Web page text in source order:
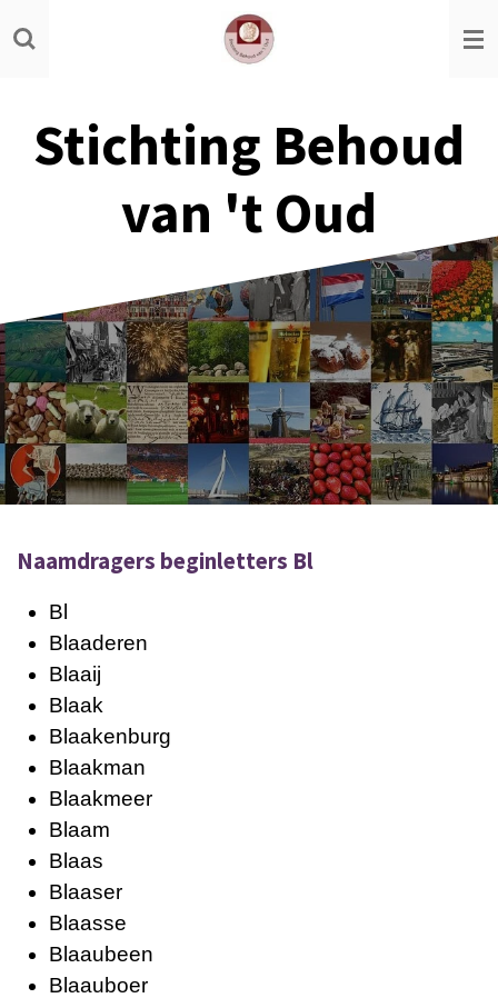
Ga
direct
hoofdinhoud
Stichting Behoud
van 't Oud
Naamdragers beginletters Bl
Bl
Blaaderen
Blaaij
Blaak
Blaakenburg
Blaakman
Blaakmeer
Blaam
Blaas
Blaaser
Blaasse
Blaaubeen
Blaauboer